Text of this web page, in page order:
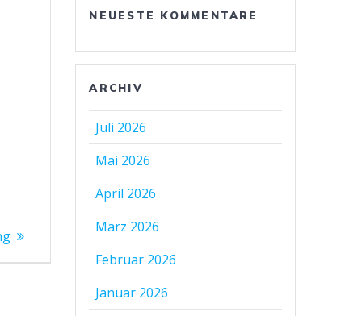
NEUESTE KOMMENTARE
ARCHIV
Juli 2026
Mai 2026
April 2026
März 2026
Februar 2026
Januar 2026